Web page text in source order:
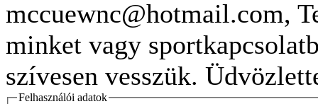
mccuewnc@hotmail.com,
minket vagy
szívesen vesszük.
Felhasználói adatok